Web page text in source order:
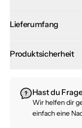
Lieferumfang
Produktsicherheit
Hast du
Wir helfen dir
einfach eine